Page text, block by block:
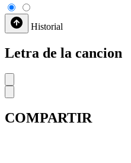
Historial
Letra de la cancion
COMPARTIR